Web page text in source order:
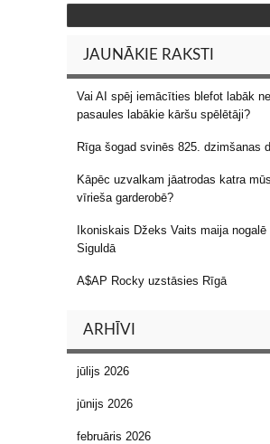
JAUNĀKIE RAKSTI
Vai AI spēj iemācīties blefot labāk
pasaules labākie kāršu spēlētāji?
Rīga šogad svinēs 825. dzimšanas
Kāpēc uzvalkam jāatrodas katra
vīrieša garderobē?
Ikoniskais Džeks Vaits maija
Siguldā
A$AP Rocky uzstāsies Rīgā
ARHĪVI
jūlijs 2026
jūnijs 2026
februāris 2026